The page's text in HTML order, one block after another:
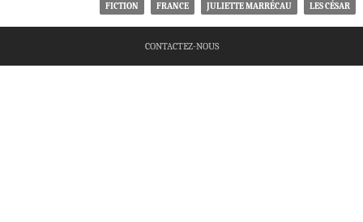
FICTION FRANCE JULIETTE MARRÉCAU LES CÉSAR
CONTACTEZ-NOUS